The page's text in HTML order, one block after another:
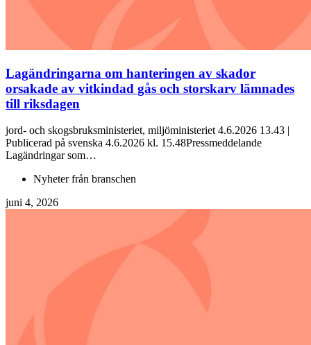
Lagändringarna om hanteringen av skador
orsakade av vitkindad gås och storskarv lämnades
till riksdagen
jord- och skogsbruksministeriet, miljöministeriet 4.6.2026 13.43 |
Publicerad på svenska 4.6.2026 kl. 15.48Pressmeddelande
Lagändringar som…
Nyheter från branschen
juni 4, 2026